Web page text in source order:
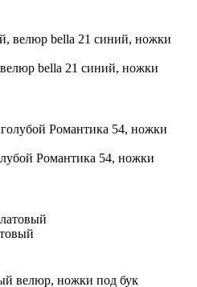
bella 21 синий, ножки
Романтика 54, ножки